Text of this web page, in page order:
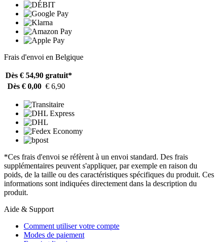
Frais d'envoi en Belgique
Dès € 54,90 gratuit*
Dès € 0,00 € 6,90
*Ces frais d'envoi se réfèrent à un envoi standard. Des frais
supplémentaires peuvent s'appliquer, par exemple en raison du
poids, de la taille ou des caractéristiques spécifiques du produit. Ces
informations sont indiquées directement dans la description du
produit.
Aide & Support
Comment utiliser votre compte
Modes de paiement